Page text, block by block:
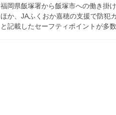
福岡県飯塚署から飯塚市への働き掛
ほか、JAふくおか嘉穂の支援で防犯
と記載したセーフティポイントが多